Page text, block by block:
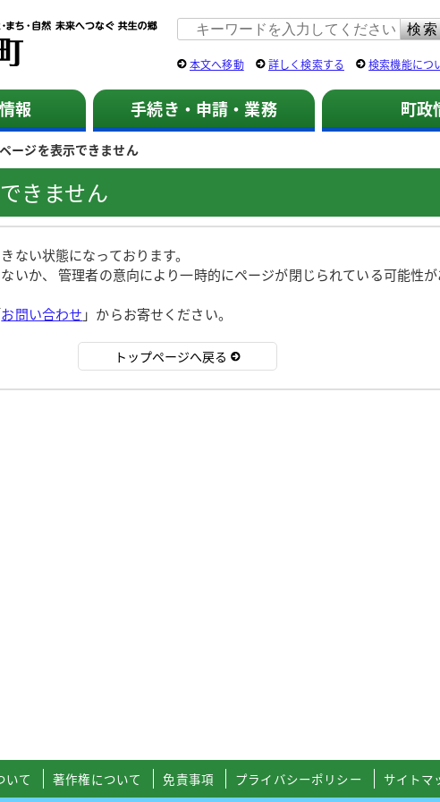
佐用町 公式ホームページ
本文へ移動 詳しく検索する 検索機能につ
報 手続き・申請・業務 町政
ページを表示できません
きません
ない状態になっております。
いか、 管理者の意向により一時的にページが閉じられている可能性が
お問い合わせ 」からお寄せください。
トップページへ戻る
いて 著作権について 免責事項 プライバシーポリシー サイトマ